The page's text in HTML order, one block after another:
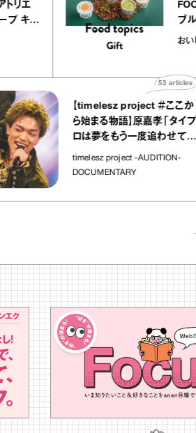
アトリエ
レープ キャ
【timelesz project ＃ここか
ら始まる物語】原嘉孝「タイプ
ロは夢をもう一度追わせてく
れた場所」
timelesz project -AUDITION-
DOCUMENTARY
articles